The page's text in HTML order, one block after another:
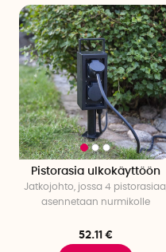
Pistorasia ulkokäyttöön
Jatkojohto, jossa 4 pistorasiaa,
asennetaan nurmikolle
52.11 €